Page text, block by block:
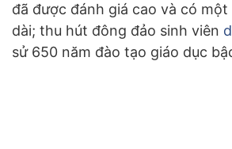
đã được đánh giá cao và có
dài; thu hút đông đảo sinh viên
sử 650 năm đào tạo giáo dục